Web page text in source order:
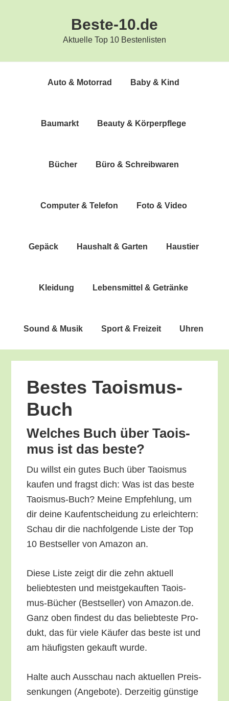
Beste-10.de
Aktuelle Top 10 Bestenlisten
Auto & Motorrad Baby & Kind
Bau­markt Beau­ty & Körperpflege
Bücher Büro & Schreibwaren
Com­pu­ter & Telefon Foto & Video
Gepäck Haus­halt & Garten Haus­tier
Klei­dung Lebens­mit­tel & Getränke
Sound & Musik Sport & Freizeit Uhren
Bes­tes Taoismus-
Buch
Wel­ches Buch über Tao­is­
mus ist das beste?
Du willst ein gutes Buch über Tao­is­mus
kau­fen und fragst dich: Was ist das bes­te
Tao­is­mus-Buch? Mei­ne Emp­feh­lung, um
dir dei­ne Kauf­ent­schei­dung zu erleich­tern:
Schau dir die nach­fol­gen­de Lis­te der Top
10 Best­sel­ler von Ama­zon an.
Die­se Lis­te zeigt dir die zehn aktu­ell
belieb­tes­ten und meist­ge­kauf­ten Tao­is­
mus-Bücher (Best­sel­ler) von Amazon.de.
Ganz oben fin­dest du das belieb­tes­te Pro­
dukt, das für vie­le Käu­fer das bes­te ist und
am häu­figs­ten gekauft wurde.
Hal­te auch Aus­schau nach aktu­el­len Preis­
sen­kun­gen (Ange­bo­te). Der­zei­tig güns­ti­ge